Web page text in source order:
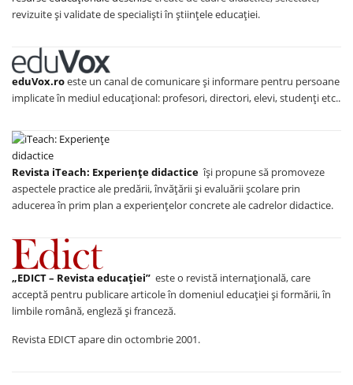
revizuite și validate de specialiști în științele educației.
eduVox.roeste un canal de comunicare și informare pentru persoane
implicate în mediul educațional: profesori, directori, elevi, studenți etc..
Revista iTeach: Experienţe didactice îşi propune să promoveze
aspectele practice ale predării, învăţării şi evaluării şcolare prin
aducerea în prim plan a experienţelor concrete ale cadrelor didactice.
„EDICT – Revista educației” este o revistă internațională, care
acceptă pentru publicare articole în domeniul educației și formării, în
limbile română, engleză și franceză.
Revista EDICT apare din octombrie 2001.